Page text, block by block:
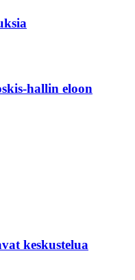
hallin eloon
keskustelua